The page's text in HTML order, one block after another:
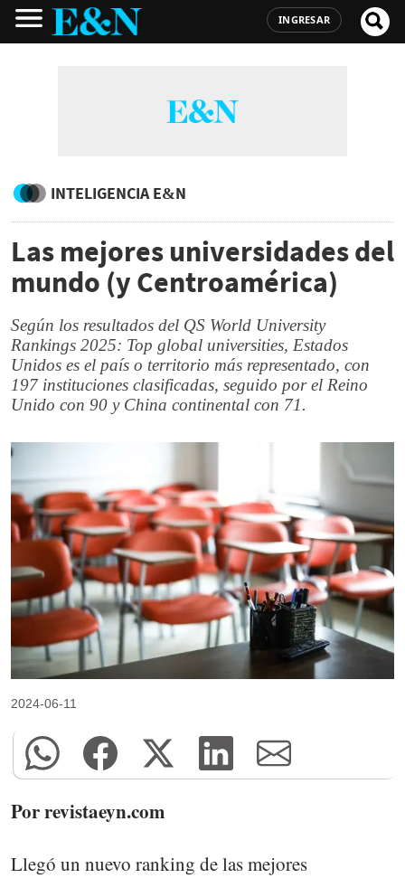
INGRESAR
INTELIGENCIA E&N
Las mejores universidades del
mundo (y Centroamérica)
Según los resultados del QS World University
Rankings 2025: Top global universities, Estados
Unidos es el país o territorio más representado, con
197 instituciones clasificadas, seguido por el Reino
Unido con 90 y China continental con 71.
2024-06-11
Por revistaeyn.com
Llegó un nuevo ranking de las mejores